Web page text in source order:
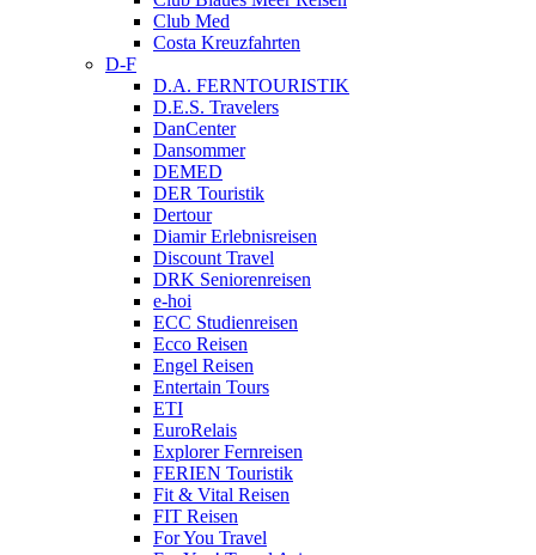
Club Med
Costa Kreuzfahrten
D-F
D.A. FERNTOURISTIK
D.E.S. Travelers
DanCenter
Dansommer
DEMED
DER Touristik
Dertour
Diamir Erlebnisreisen
Discount Travel
DRK Seniorenreisen
e-hoi
ECC Studienreisen
Ecco Reisen
Engel Reisen
Entertain Tours
ETI
EuroRelais
Explorer Fernreisen
FERIEN Touristik
Fit & Vital Reisen
FIT Reisen
For You Travel